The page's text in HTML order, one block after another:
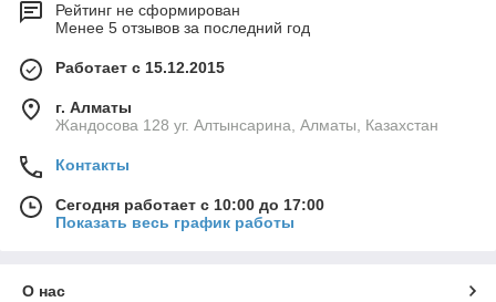
Рейтинг не сформирован
Менее 5 отзывов за последний год
Работает с 15.12.2015
г. Алматы
Жандосова 128 уг. Алтынсарина, Алматы, Казахстан
Контакты
Сегодня работает с 10:00 до 17:00
Показать весь график работы
О нас